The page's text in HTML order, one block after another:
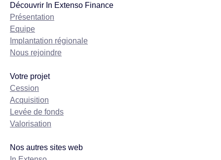
Découvrir In Extenso Finance
Présentation
Equipe
Implantation régionale
Nous rejoindre
Votre projet
Cession
Acquisition
Levée de fonds
Valorisation
Nos autres sites web